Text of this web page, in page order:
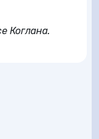
Коглана.